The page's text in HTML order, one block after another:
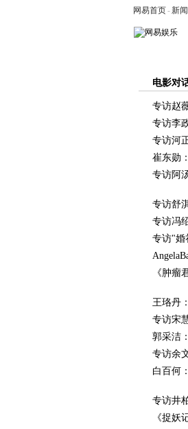
网易首页-新闻
电影对
专访赵
专访李
专访河
崔东勋
专访阿
专访舒
专访冯
专访"婚
《肿瘤
王珞丹
专访宋
郭采洁
专访余
白百何
专访井
《捉妖